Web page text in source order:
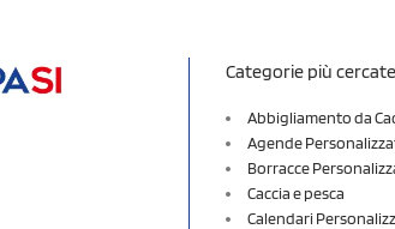
Categorie più cercate
Abbigliamento da
Agende
Borracce
Caccia e pesca
Calendari